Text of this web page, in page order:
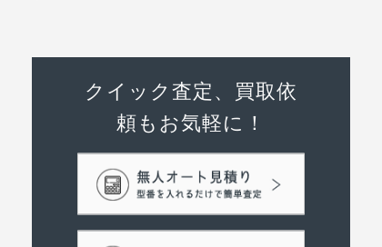
クイック査定、買取依
頼もお気軽に！